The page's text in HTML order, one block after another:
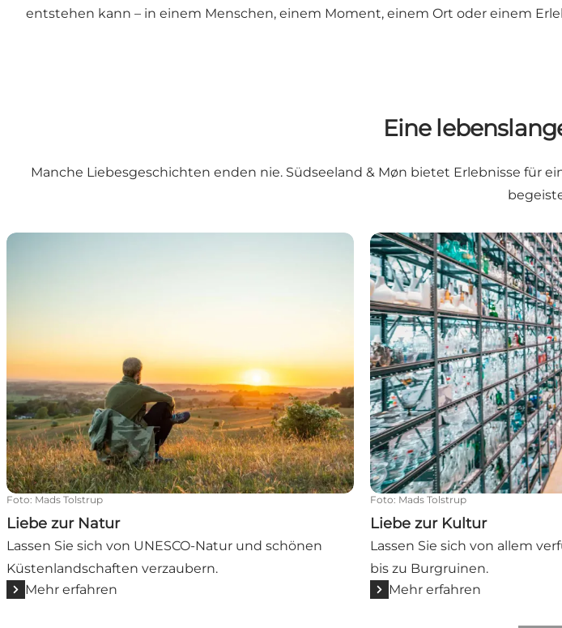
entstehen kann – in einem Menschen, einem Moment, einem Ort oder einem
Eine
Manche Liebesgeschichten enden nie. Südseeland & Møn bietet Erlebnisse für
Liebe zur Natur
Foto: Mads Tolstrup
Liebe zur Natur
Lassen Sie sich von UNESCO-Natur und schönen
Küstenlandschaften verzaubern.
Mehr erfahren
Liebe zur Kultur
Foto: Mads Tolstrup
Liebe zur Kultur
Lassen Sie sich von allem
bis zu Burgruinen.
Mehr erfahren